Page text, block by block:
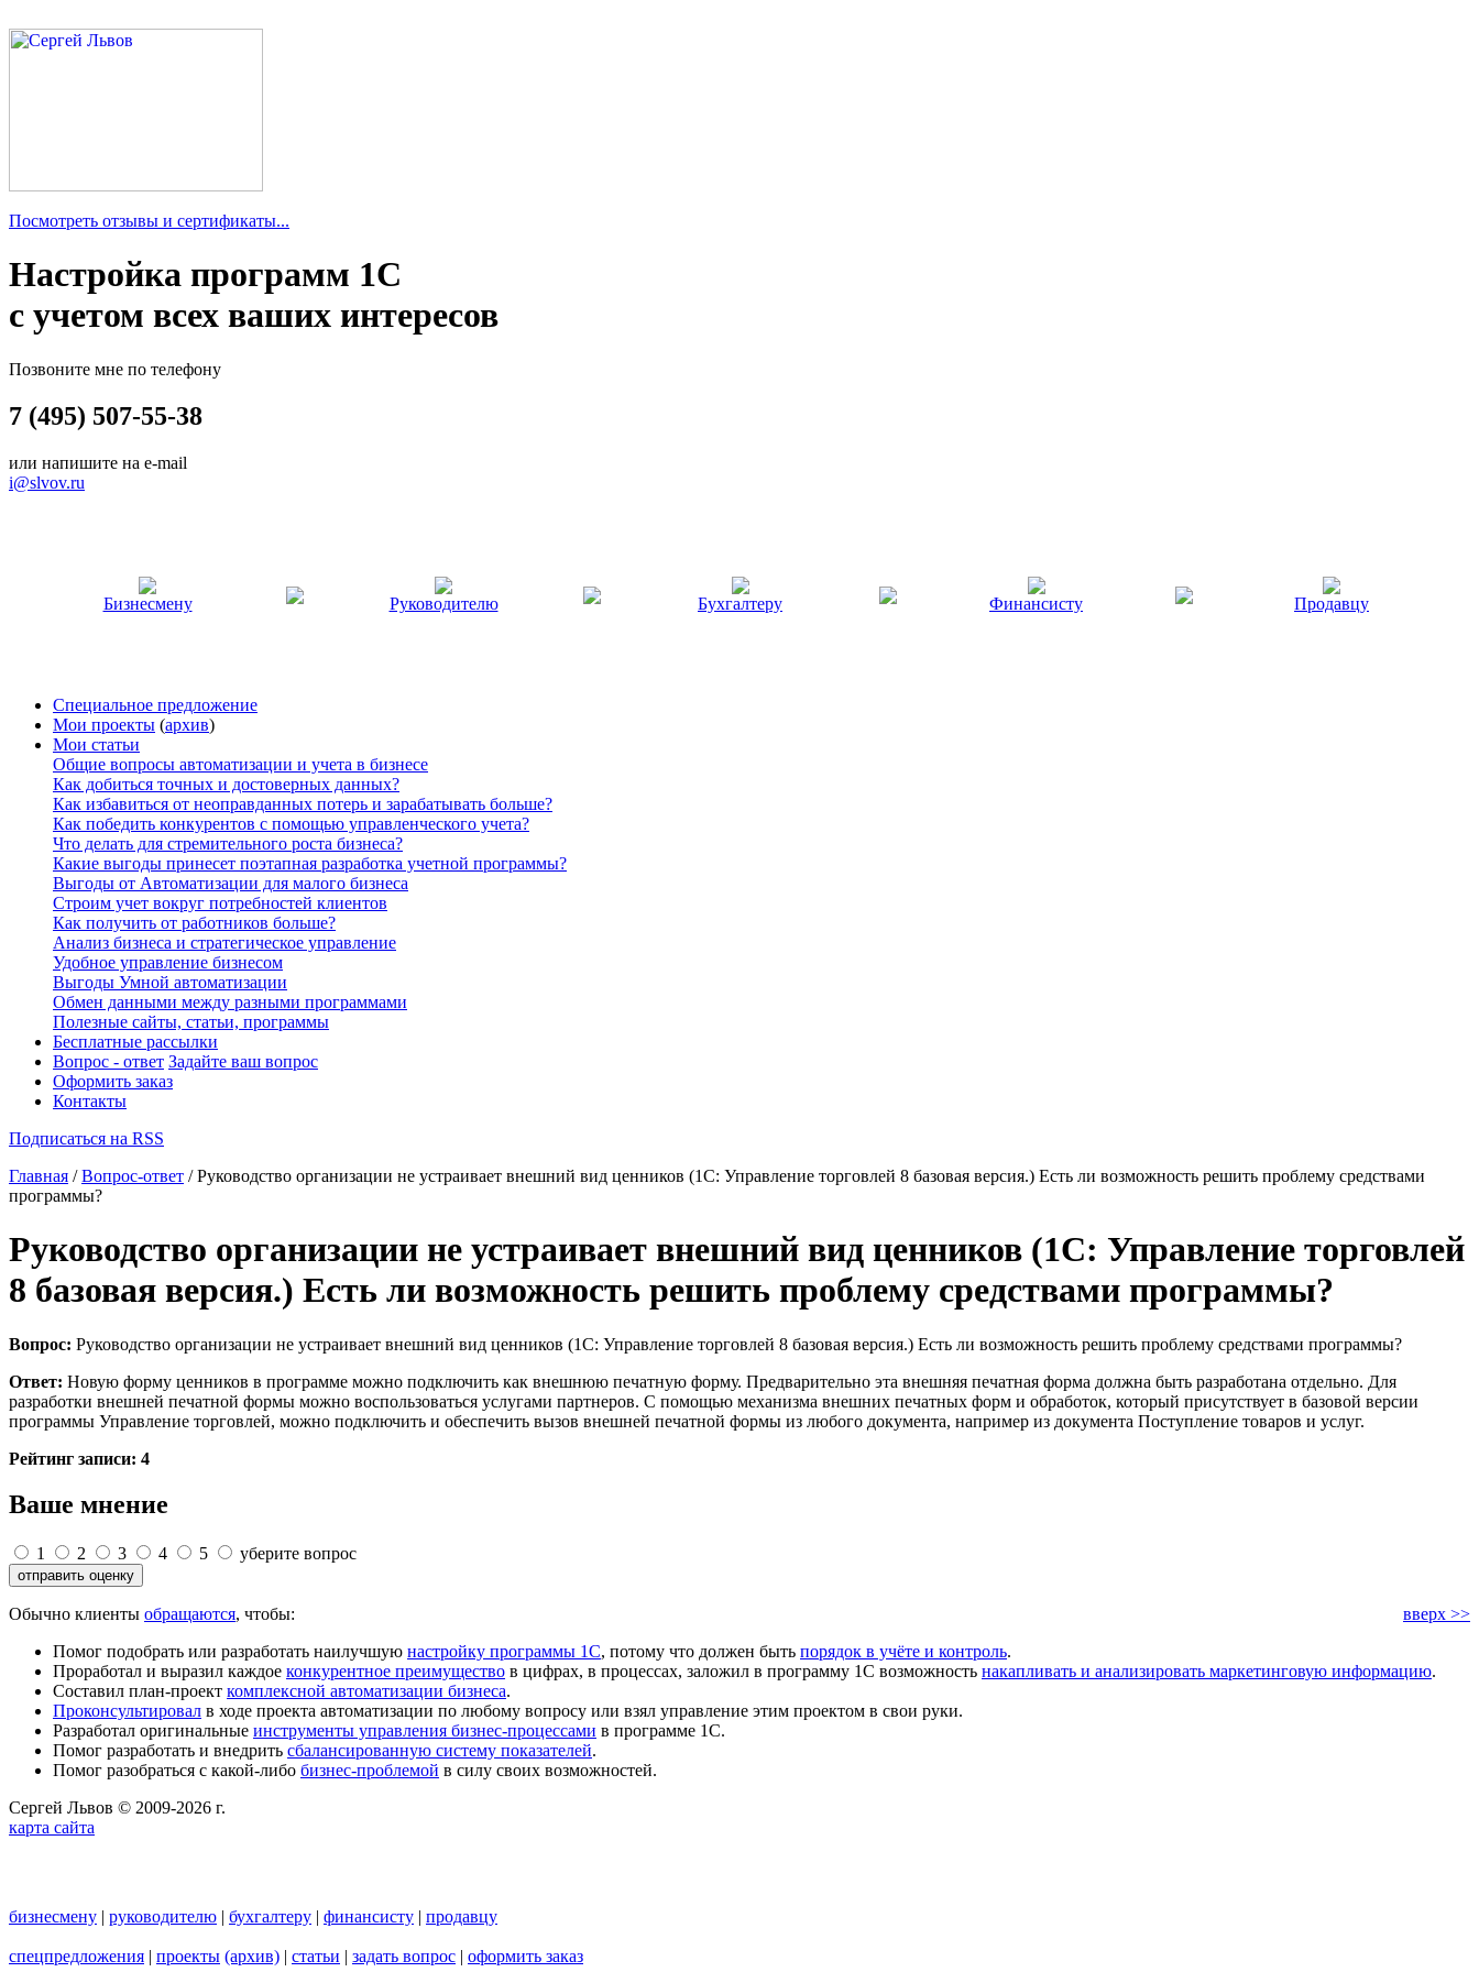
Посмотреть отзывы и сертификаты...
Настройка программ 1С
с учетом всех ваших интересов
Позвоните мне по телефону
7 (495) 507-55-38
или напишите на e-mail
i@slvov.ru
Бизнесмену Руководителю Бухгалтеру Финансисту Продавцу
Специальное предложение
Мои проекты (архив)
Мои статьи
Общие вопросы автоматизации и учета в бизнесе
Как добиться точных и достоверных данных?
Как избавиться от неоправданных потерь и зарабатывать больше?
Как победить конкурентов с помощью управленческого учета?
Что делать для стремительного роста бизнеса?
Какие выгоды принесет поэтапная разработка учетной программы?
Выгоды от Автоматизации для малого бизнеса
Строим учет вокруг потребностей клиентов
Как получить от работников больше?
Анализ бизнеса и стратегическое управление
Удобное управление бизнесом
Выгоды Умной автоматизации
Обмен данными между разными программами
Полезные сайты, статьи, программы
Бесплатные рассылки
Вопрос - ответ Задайте ваш вопрос
Оформить заказ
Контакты
Подписаться на RSS
Главная /Вопрос-ответ / Руководство организации не устраивает внешний вид ценников (1С: Управление торговлей 8 базовая версия.) Есть ли возможность решить проблему средствами
программы?
Руководство организации не устраивает внешний вид ценников (1С: Управление торговлей
8 базовая версия.) Есть ли возможность решить проблему средствами программы?
Вопрос: Руководство организации не устраивает внешний вид ценников (1С: Управление торговлей 8 базовая версия.) Есть ли возможность решить проблему средствами программы?
Ответ: Новую форму ценников в программе можно подключить как внешнюю печатную форму. Предварительно эта внешняя печатная форма должна быть разработана отдельно. Для
разработки внешней печатной формы можно воспользоваться услугами партнеров. С помощью механизма внешних печатных форм и обработок, который присутствует в базовой версии
программы Управление торговлей, можно подключить и обеспечить вызов внешней печатной формы из любого документа, например из документа Поступление товаров и услуг.
Рейтинг записи: 4
Ваше мнение
1 2 3 4 5 уберите вопрос
вверх >>
Обычно клиенты обращаются, чтобы:
Помог подобрать или разработать наилучшую настройку программы 1С, потому что должен быть порядок в учёте и контроль.
Проработал и выразил каждое конкурентное преимущество в цифрах, в процессах, заложил в программу 1С возможность накапливать и анализировать маркетинговую информацию.
Составил план-проект комплексной автоматизации бизнеса.
Проконсультировал в ходе проекта автоматизации по любому вопросу или взял управление этим проектом в свои руки.
Разработал оригинальные инструменты управления бизнес-процессами в программе 1С.
Помог разработать и внедрить сбалансированную систему показателей.
Помог разобраться с какой-либо бизнес-проблемой в силу своих возможностей.
Сергей Львов © 2009-2026 г.
карта сайта
бизнесмену | руководителю | бухгалтеру | финансисту | продавцу
спецпредложения | проекты (архив) | статьи | задать вопрос | оформить заказ